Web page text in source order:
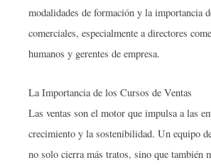
modalidades de formación y la importancia
comerciales, especialmente a directores
humanos y gerentes de empresa.
La Importancia de los Cursos de Ventas
Las ventas son el motor que impulsa a las
crecimiento y la sostenibilidad. Un equipo
no solo cierra más tratos, sino que también